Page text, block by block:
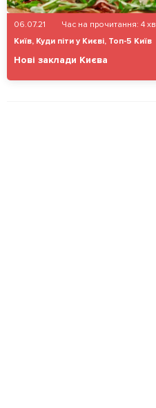
06.07.21 Час на прочитання: 4 хв
Київ, Куди піти у Києві, Топ-5 Київ
Нові заклади Києва